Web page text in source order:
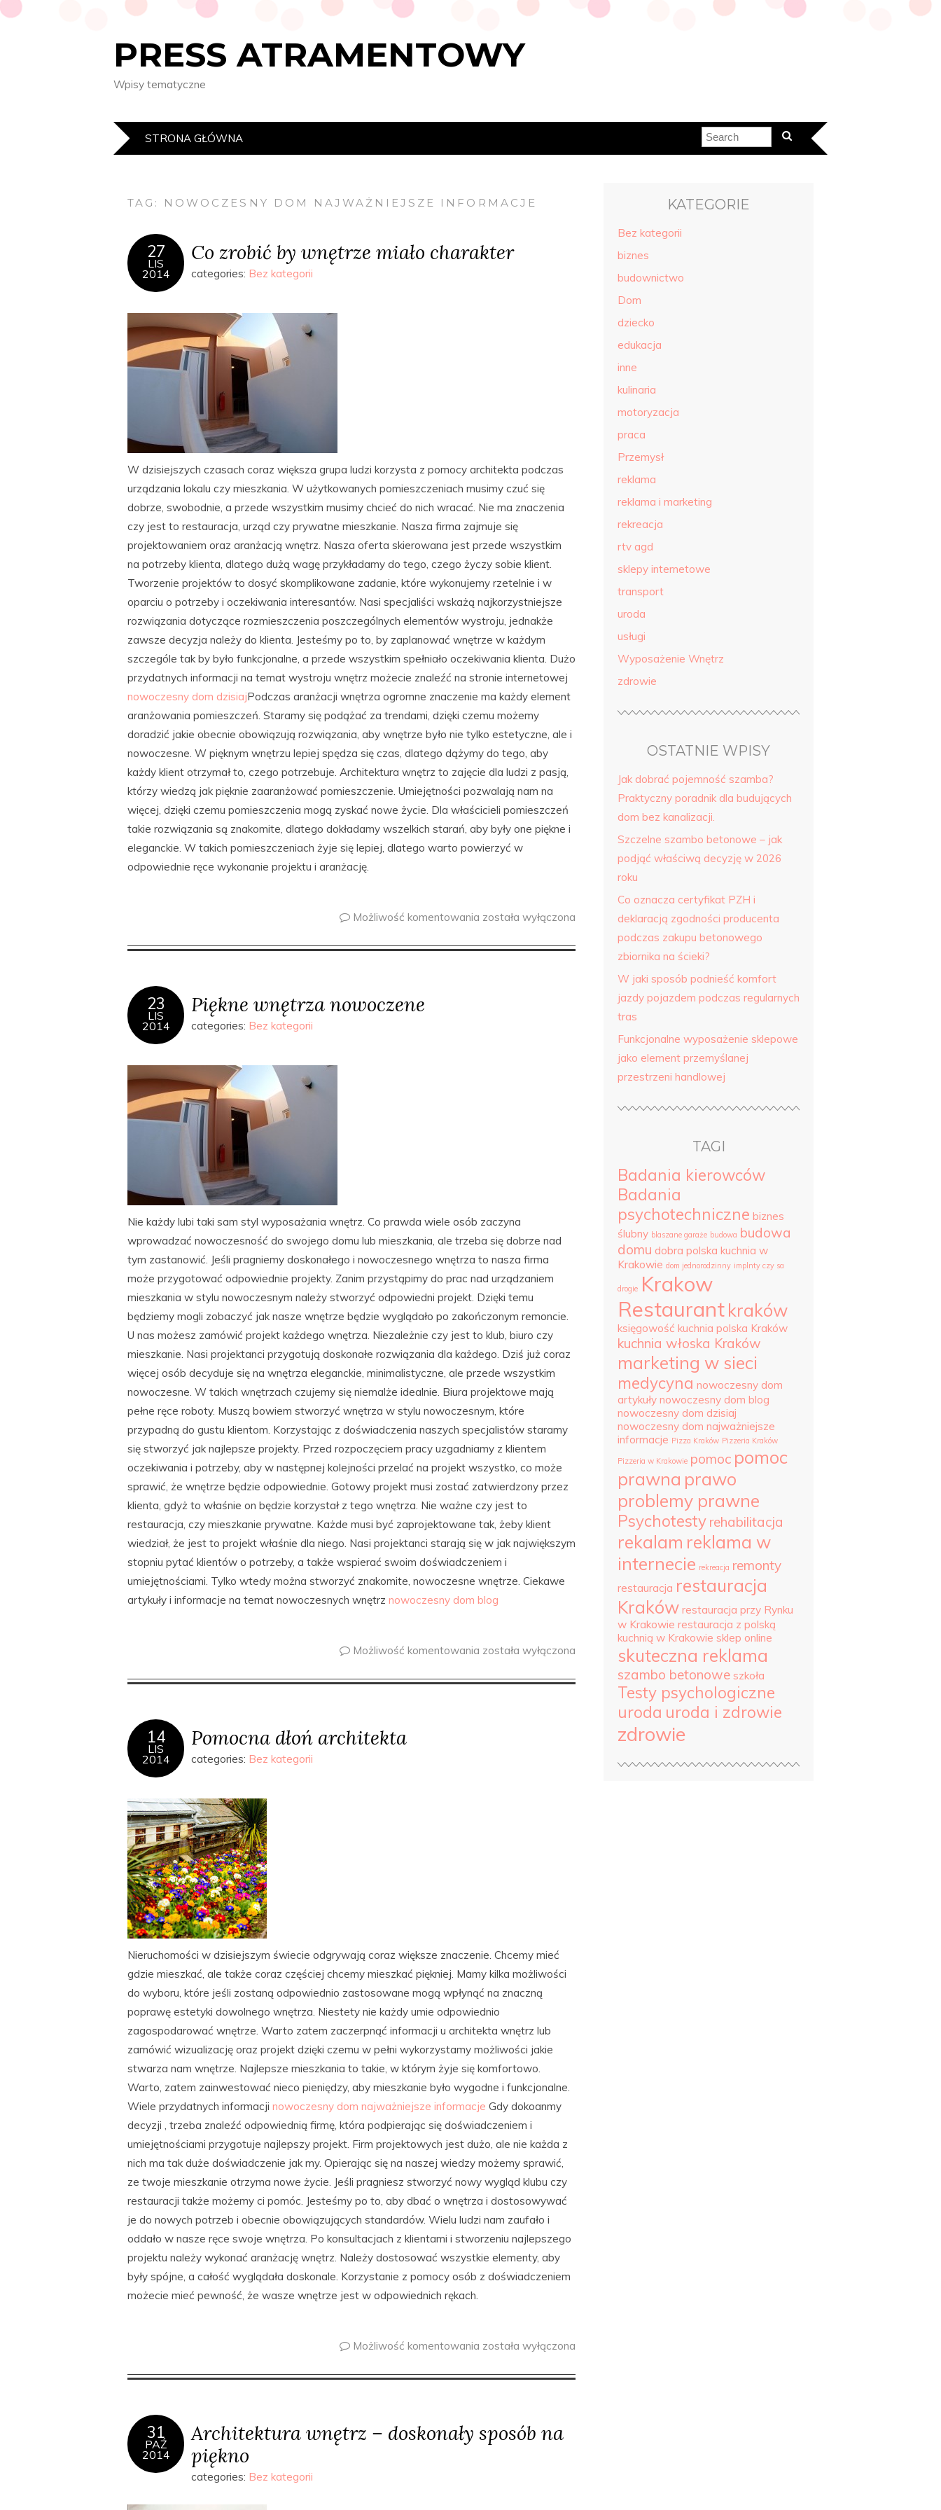
PRESS ATRAMENTOWY
Wpisy tematyczne
STRONA GŁÓWNA
TAG: NOWOCZESNY DOM NAJWAŻNIEJSZE INFORMACJE
27
LIS
2014
Co zrobić by wnętrze miało charakter
categories: Bez kategorii
W dzisiejszych czasach coraz większa grupa ludzi korzysta z pomocy architekta podczas
urządzania lokalu czy mieszkania. W użytkowanych pomieszczeniach musimy czuć się
dobrze, swobodnie, a przede wszystkim musimy chcieć do nich wracać. Nie ma znaczenia
czy jest to restauracja, urząd czy prywatne mieszkanie. Nasza firma zajmuje się
projektowaniem oraz aranżacją wnętrz. Nasza oferta skierowana jest przede wszystkim
na potrzeby klienta, dlatego dużą wagę przykładamy do tego, czego życzy sobie klient.
Tworzenie projektów to dosyć skomplikowane zadanie, które wykonujemy rzetelnie i w
oparciu o potrzeby i oczekiwania interesantów. Nasi specjaliści wskażą najkorzystniejsze
rozwiązania dotyczące rozmieszczenia poszczególnych elementów wystroju, jednakże
zawsze decyzja należy do klienta. Jesteśmy po to, by zaplanować wnętrze w każdym
szczególe tak by było funkcjonalne, a przede wszystkim spełniało oczekiwania klienta. Dużo
przydatnych informacji na temat wystroju wnętrz możecie znaleźć na stronie internetowej
nowoczesny dom dzisiajPodczas aranżacji wnętrza ogromne znaczenie ma każdy element
aranżowania pomieszczeń. Staramy się podążać za trendami, dzięki czemu możemy
doradzić jakie obecnie obowiązują rozwiązania, aby wnętrze było nie tylko estetyczne, ale i
nowoczesne. W pięknym wnętrzu lepiej spędza się czas, dlatego dążymy do tego, aby
każdy klient otrzymał to, czego potrzebuje. Architektura wnętrz to zajęcie dla ludzi z pasją,
którzy wiedzą jak pięknie zaaranżować pomieszczenie. Umiejętności pozwalają nam na
więcej, dzięki czemu pomieszczenia mogą zyskać nowe życie. Dla właścicieli pomieszczeń
takie rozwiązania są znakomite, dlatego dokładamy wszelkich starań, aby były one piękne i
eleganckie. W takich pomieszczeniach żyje się lepiej, dlatego warto powierzyć w
odpowiednie ręce wykonanie projektu i aranżację.
Możliwość komentowania została wyłączona
23
LIS
2014
Piękne wnętrza nowoczene
categories: Bez kategorii
Nie każdy lubi taki sam styl wyposażania wnętrz. Co prawda wiele osób zaczyna
wprowadzać nowoczesność do swojego domu lub mieszkania, ale trzeba się dobrze nad
tym zastanowić. Jeśli pragniemy doskonałego i nowoczesnego wnętrza to nasza firma
może przygotować odpowiednie projekty. Zanim przystąpimy do prac nad urządzaniem
mieszkania w stylu nowoczesnym należy stworzyć odpowiedni projekt. Dzięki temu
będziemy mogli zobaczyć jak nasze wnętrze będzie wyglądało po zakończonym remoncie.
U nas możesz zamówić projekt każdego wnętrza. Niezależnie czy jest to klub, biuro czy
mieszkanie. Nasi projektanci przygotują doskonałe rozwiązania dla każdego. Dziś już coraz
więcej osób decyduje się na wnętrza eleganckie, minimalistyczne, ale przede wszystkim
nowoczesne. W takich wnętrzach czujemy się niemalże idealnie. Biura projektowe mają
pełne ręce roboty. Muszą bowiem stworzyć wnętrza w stylu nowoczesnym, które
przypadną do gustu klientom. Korzystając z doświadczenia naszych specjalistów staramy
się stworzyć jak najlepsze projekty. Przed rozpoczęciem pracy uzgadniamy z klientem
oczekiwania i potrzeby, aby w następnej kolejności przelać na projekt wszystko, co może
sprawić, że wnętrze będzie odpowiednie. Gotowy projekt musi zostać zatwierdzony przez
klienta, gdyż to właśnie on będzie korzystał z tego wnętrza. Nie ważne czy jest to
restauracja, czy mieszkanie prywatne. Każde musi być zaprojektowane tak, żeby klient
wiedział, że jest to projekt właśnie dla niego. Nasi projektanci starają się w jak największym
stopniu pytać klientów o potrzeby, a także wspierać swoim doświadczeniem i
umiejętnościami. Tylko wtedy można stworzyć znakomite, nowoczesne wnętrze. Ciekawe
artykuły i informacje na temat nowoczesnych wnętrz nowoczesny dom blog
Możliwość komentowania została wyłączona
14
LIS
2014
Pomocna dłoń architekta
categories: Bez kategorii
Nieruchomości w dzisiejszym świecie odgrywają coraz większe znaczenie. Chcemy mieć
gdzie mieszkać, ale także coraz częściej chcemy mieszkać piękniej. Mamy kilka możliwości
do wyboru, które jeśli zostaną odpowiednio zastosowane mogą wpłynąć na znaczną
poprawę estetyki dowolnego wnętrza. Niestety nie każdy umie odpowiednio
zagospodarować wnętrze. Warto zatem zaczerpnąć informacji u architekta wnętrz lub
zamówić wizualizację oraz projekt dzięki czemu w pełni wykorzystamy możliwości jakie
stwarza nam wnętrze. Najlepsze mieszkania to takie, w którym żyje się komfortowo.
Warto, zatem zainwestować nieco pieniędzy, aby mieszkanie było wygodne i funkcjonalne.
Wiele przydatnych informacji nowoczesny dom najważniejsze informacje Gdy dokoanmy
decyzji , trzeba znaleźć odpowiednią firmę, która podpierając się doświadczeniem i
umiejętnościami przygotuje najlepszy projekt. Firm projektowych jest dużo, ale nie każda z
nich ma tak duże doświadczenie jak my. Opierając się na naszej wiedzy możemy sprawić,
ze twoje mieszkanie otrzyma nowe życie. Jeśli pragniesz stworzyć nowy wygląd klubu czy
restauracji także możemy ci pomóc. Jesteśmy po to, aby dbać o wnętrza i dostosowywać
je do nowych potrzeb i obecnie obowiązujących standardów. Wielu ludzi nam zaufało i
oddało w nasze ręce swoje wnętrza. Po konsultacjach z klientami i stworzeniu najlepszego
projektu należy wykonać aranżację wnętrz. Należy dostosować wszystkie elementy, aby
były spójne, a całość wyglądała doskonale. Korzystanie z pomocy osób z doświadczeniem
możecie mieć pewność, że wasze wnętrze jest w odpowiednich rękach.
Możliwość komentowania została wyłączona
31
PAŹ
2014
Architektura wnętrz – doskonały sposób na
piękno
categories: Bez kategorii
KATEGORIE
Bez kategorii
biznes
budownictwo
Dom
dziecko
edukacja
inne
kulinaria
motoryzacja
praca
Przemysł
reklama
reklama i marketing
rekreacja
rtv agd
sklepy internetowe
transport
uroda
usługi
Wyposażenie Wnętrz
zdrowie
OSTATNIE WPISY
Jak dobrać pojemność szamba?
Praktyczny poradnik dla budujących
dom bez kanalizacji.
Szczelne szambo betonowe – jak
podjąć właściwą decyzję w 2026
roku
Co oznacza certyfikat PZH i
deklaracją zgodności producenta
podczas zakupu betonowego
zbiornika na ścieki?
W jaki sposób podnieść komfort
jazdy pojazdem podczas regularnych
tras
Funkcjonalne wyposażenie sklepowe
jako element przemyślanej
przestrzeni handlowej
TAGI
Badania kierowców
Badania
psychotechniczne biznes
ślubny blaszane garaże budowa budowa
domu dobra polska kuchnia w
Krakowie dom jednorodzinny implnty czy sa
drogie Krakow
Restaurantkraków
księgowość kuchnia polska Kraków
kuchnia włoska Kraków
marketing w sieci
medycyna nowoczesny dom
artykuły nowoczesny dom blog
nowoczesny dom dzisiaj
nowoczesny dom najważniejsze
informacje Pizza Kraków Pizzeria Kraków
Pizzeria w Krakowie pomoc pomoc
prawna prawo
problemy prawne
Psychotesty rehabilitacja
rekalam reklama w
internecie rekreacja remonty
restauracja restauracja
Kraków restauracja przy Rynku
w Krakowie restauracja z polską
kuchnią w Krakowie sklep online
skuteczna reklama
szambo betonowe szkoła
Testy psychologiczne
uroda uroda i zdrowie
zdrowie